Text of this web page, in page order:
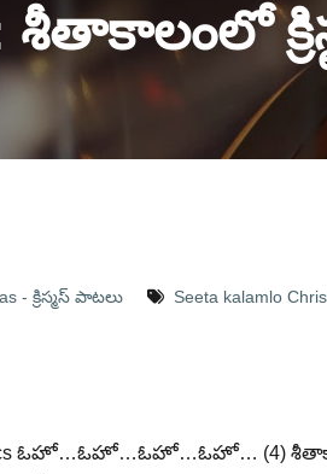
శీతాకాలంలో
- క్రిస్మస్ పాటలు Seeta kalamlo
Lyrics ఓహో…ఓహో…ఓహో…ఓహో… (4)